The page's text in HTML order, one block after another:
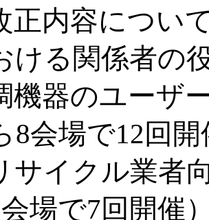
正内容につい
ける関係者の
機器のユーザ
8会場で12回
サイクル業者
場で7回開催